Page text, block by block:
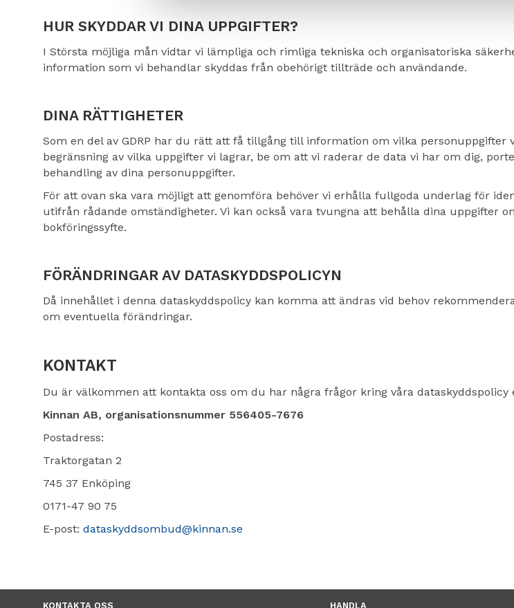
HUR SKYDDAR VI DINA UPPGIFTER?
I Största möjliga mån vidtar vi lämpliga och rimliga tekniska och organisatoriska
information som vi behandlar skyddas från obehörigt tillträde och användande.
DINA RÄTTIGHETER
Som en del av GDRP har du rätt att få tillgång till information om vilka
begränsning av vilka uppgifter vi lagrar, be om att vi raderar de data vi har om dig,
behandling av dina personuppgifter.
För att ovan ska vara möjligt att genomföra behöver vi erhålla fullgoda underlag för
utifrån rådande omständigheter. Vi kan också vara tvungna att behålla dina uppgifter
bokföringssyfte.
FÖRÄNDRINGAR AV DATASKYDDSPOLICYN
Då innehållet i denna dataskyddspolicy kan komma att ändras vid behov
om eventuella förändringar.
KONTAKT
Du är välkommen att kontakta oss om du har några frågor kring våra
Kinnan AB, organisationsnummer 556405-7676
Postadress:
Traktorgatan 2
745 37 Enköping
0171-47 90 75
E-post: dataskyddsombud@kinnan.se
KONTAKTA OSS HANDLA